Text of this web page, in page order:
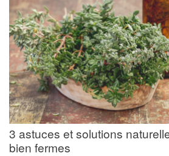
3 astuces et solutions
bien fermes